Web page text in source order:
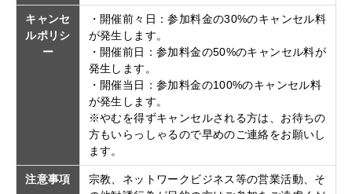
キャンセ
ルポリシ
ー
・開催前々日：参加料金の30%のキャンセル料
が発生します。
・開催前日：参加料金の50%のキャンセル料が
発生します。
・開催当日：参加料金の100%のキャンセル料
が発生します。
※やむを得ずキャンセルされる方は、お待ちの
方もいらっしゃるので早めのご連絡をお願いし
ます。
注意事項
宗教、ネットワークビジネス等の営業活動、そ